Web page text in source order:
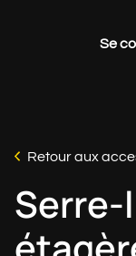
Se
Retour aux
Serre-